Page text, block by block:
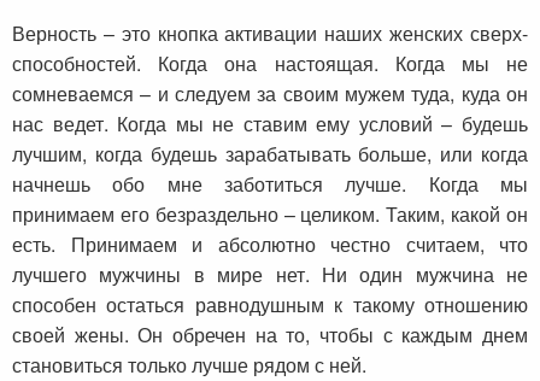
Верность – это кнопка активации наших женских сверх-
способностей. Когда она настоящая. Когда мы не
сомневаемся – и следуем за своим мужем туда, куда он
нас ведет. Когда мы не ставим ему условий – будешь
лучшим, когда будешь зарабатывать больше, или когда
начнешь обо мне заботиться лучше. Когда мы
принимаем его безраздельно – целиком. Таким, какой он
есть. Принимаем и абсолютно честно считаем, что
лучшего мужчины в мире нет. Ни один мужчина не
способен остаться равнодушным к такому отношению
своей жены. Он обречен на то, чтобы с каждым днем
становиться только лучше рядом с ней.